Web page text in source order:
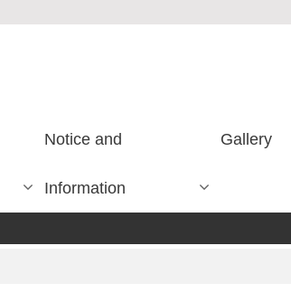
Notice and
Information
Gallery